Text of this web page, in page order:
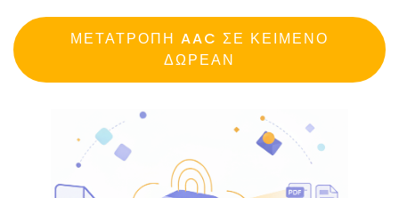
ΜΕΤΑΤΡΟΠΉ AAC ΣΕ ΚΕΊΜΕΝΟ
ΔΩΡΕΆΝ